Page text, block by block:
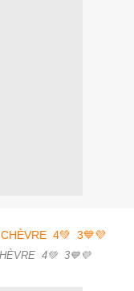
4💚 3💙💜